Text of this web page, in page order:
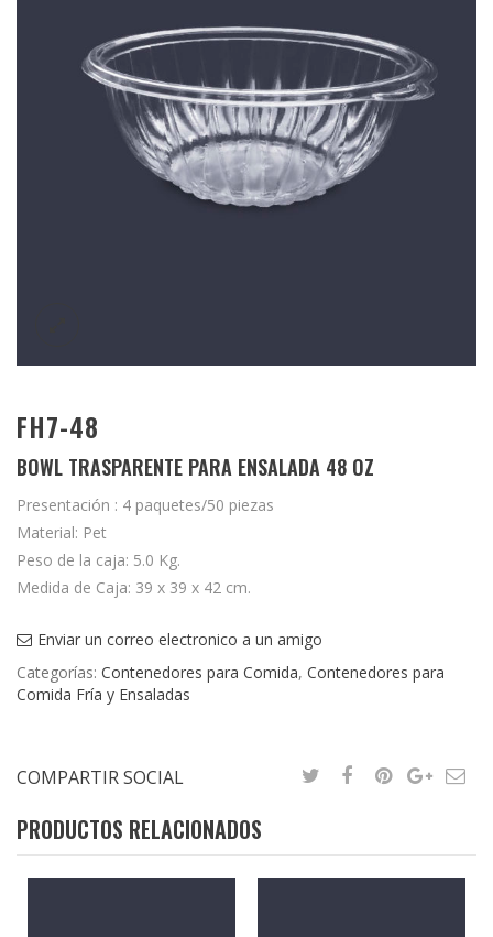
FH7-48
BOWL TRASPARENTE PARA ENSALADA 48 OZ
Presentación : 4 paquetes/50 piezas
Material: Pet
Peso de la caja: 5.0 Kg.
Medida de Caja: 39 x 39 x 42 cm.
Enviar un correo electronico a un amigo
Categorías: Contenedores para Comida, Contenedores para
Comida Fría y Ensaladas
COMPARTIR SOCIAL
PRODUCTOS RELACIONADOS